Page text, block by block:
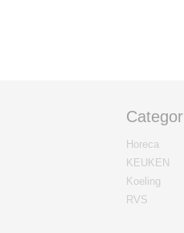
Horeca
KEUKEN
Koeling
RVS